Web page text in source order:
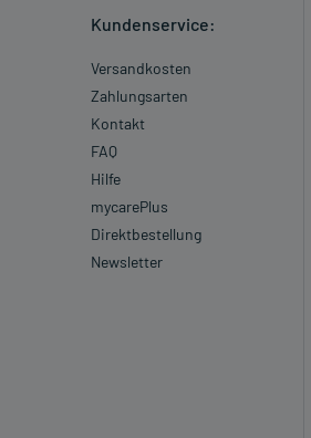
Kundenservice:
Versandkosten
Zahlungsarten
Kontakt
FAQ
Hilfe
mycarePlus
Direktbestellung
Newsletter